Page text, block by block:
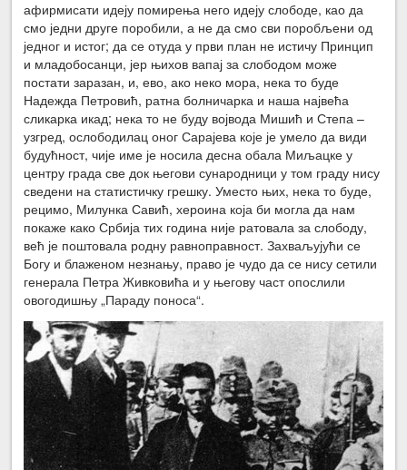
афирмисати идеју помирења него идеју слободе, као да
смо једни друге поробили, а не да смо сви поробљени од
једног и истог; да се отуда у први план не истичу Принцип
и младобосанци, јер њихов вапај за слободом може
постати заразан, и, ево, ако неко мора, нека то буде
Надежда Петровић, ратна болничарка и наша највећа
сликарка икад; нека то не буду војвода Мишић и Степа –
узгред, ослободилац оног Сарајева које је умело да види
будућност, чије име је носила десна обала Миљацке у
центру града све док његови сународници у том граду нису
сведени на статистичку грешку. Уместо њих, нека то буде,
рецимо, Милунка Савић, хероина која би могла да нам
покаже како Србија тих година није ратовала за слободу,
већ је поштовала родну равноправност. Захваљујући се
Богу и блаженом незнању, право је чудо да се нису сетили
генерала Петра Живковића и у његову част опослили
овогодишњу „Параду поноса“.